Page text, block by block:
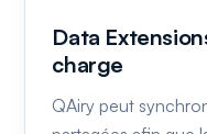
Data
charge
QAiry peut